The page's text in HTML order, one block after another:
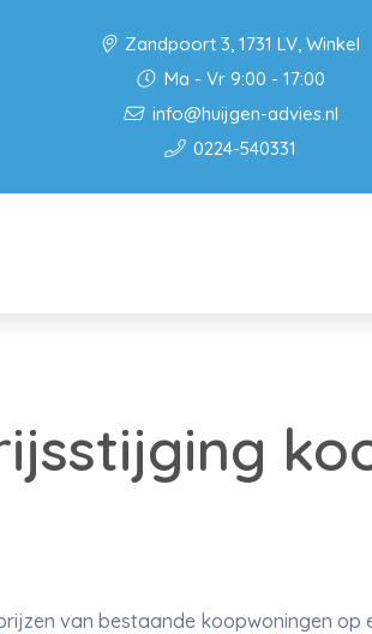
Zandpoort 3, 1731 LV, Winkel
Ma - Vr 9:00 - 17:00
info@huijgen-advies.nl
0224-540331
van bestaande koopwoningen